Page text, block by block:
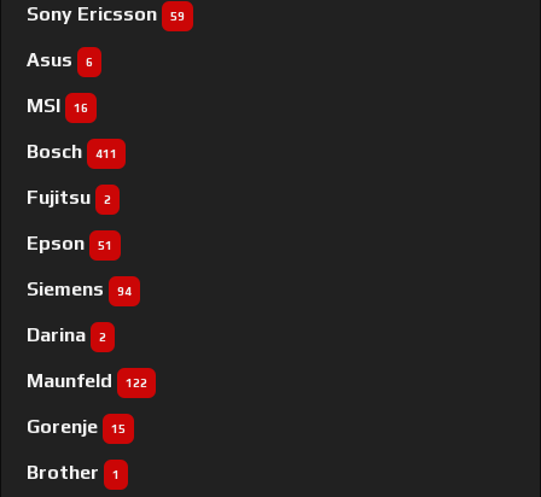
Sony Ericsson 59
Asus 6
MSI 16
Bosch 411
Fujitsu 2
Epson 51
Siemens 94
Darina 2
Maunfeld 122
Gorenje 15
Brother 1